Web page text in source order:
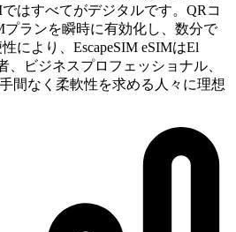
ではすべてがデジタルです。QRコ
プランを瞬時に有効化し、数分で
により、EscapeSIM eSIMはEl
、ビジネスプロフェッショナル、
間なく柔軟性を求める人々に理想